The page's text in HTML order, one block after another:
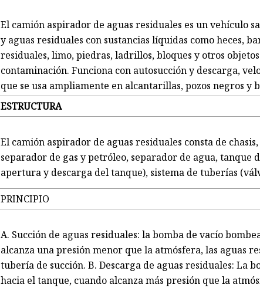
El camión aspirador de aguas residuales es un vehículo
y aguas residuales con sustancias líquidas como heces,
residuales, limo, piedras, ladrillos, bloques y otros
contaminación. Funciona con autosucción y descarga,
que se usa ampliamente en alcantarillas, pozos negros y
ESTRUCTURA
El camión aspirador de aguas residuales consta de
separador de gas y petróleo, separador de agua,
apertura y descarga del tanque), sistema de tuberías
PRINCIPIO
A. Succión de aguas residuales: la bomba de vacío
alcanza una presión menor que la atmósfera, las aguas
tubería de succión. B. Descarga de aguas residuales: La
hacia el tanque, cuando alcanza más presión que la